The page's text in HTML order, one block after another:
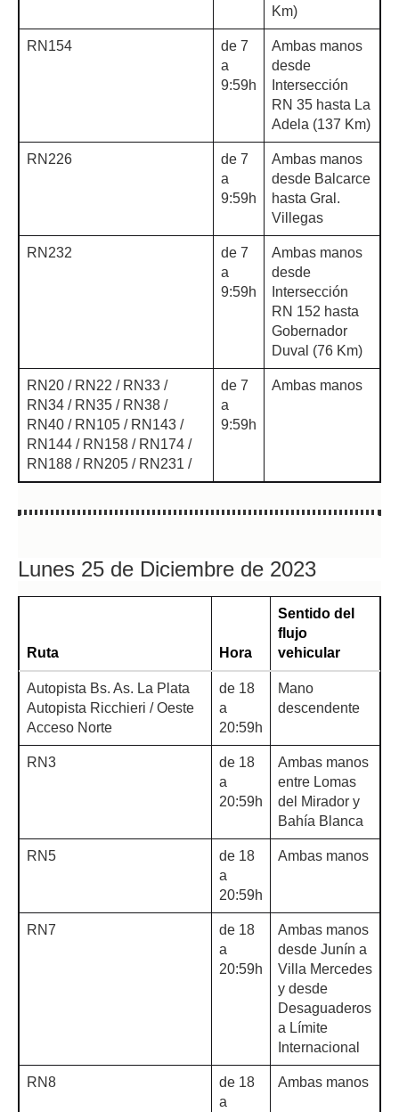
Km)
RN154
de 7
a
9:59h
Ambas manos
desde
Intersección
RN 35 hasta La
Adela (137 Km)
RN226
de 7
a
9:59h
Ambas manos
desde Balcarce
hasta Gral.
Villegas
RN232
de 7
a
9:59h
Ambas manos
desde
Intersección
RN 152 hasta
Gobernador
Duval (76 Km)
RN20 / RN22 / RN33 /
RN34 / RN35 / RN38 /
RN40 / RN105 / RN143 /
RN144 / RN158 / RN174 /
RN188 / RN205 / RN231 /
de 7
a
9:59h
Ambas manos
Lunes 25 de Diciembre de 2023
Ruta Hora
Sentido del
flujo
vehicular
Autopista Bs. As. La Plata
Autopista Ricchieri / Oeste
Acceso Norte
de 18
a
20:59h
Mano
descendente
RN3
de 18
a
20:59h
Ambas manos
entre Lomas
del Mirador y
Bahía Blanca
RN5
de 18
a
20:59h
Ambas manos
RN7
de 18
a
20:59h
Ambas manos
desde Junín a
Villa Mercedes
y desde
Desaguaderos
a Límite
Internacional
RN8
de 18
a
Ambas manos